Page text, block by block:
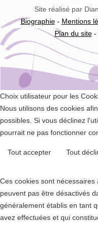
Site réalisé par
Biographie- Mentions
Plan du site-
Choix utilisateur pour les
Nous utilisons des cookies
possibles. Si vous déclinez
pourrait ne pas fonctionner
Tout accepter Tout
Ces cookies sont
peuvent pas être désactivés
généralement établis en tant
avez effectuées et qui